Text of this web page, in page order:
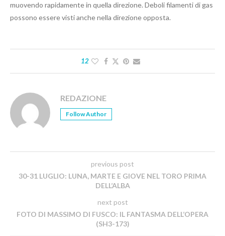
muovendo rapidamente in quella direzione. Deboli filamenti di gas
possono essere visti anche nella direzione opposta.
12
REDAZIONE
Follow Author
previous post
30-31 LUGLIO: LUNA, MARTE E GIOVE NEL TORO PRIMA
DELL’ALBA
next post
FOTO DI MASSIMO DI FUSCO: IL FANTASMA DELL’OPERA
(SH3-173)